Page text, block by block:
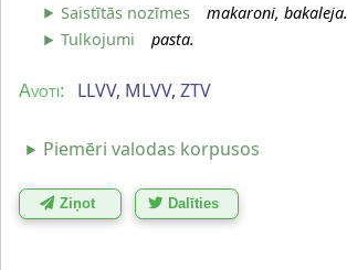
Saistītās nozīmes
makaroni, bakaleja.
Tulkojumi
pasta.
Avoti: LLVV, MLVV, ZTV
Piemēri valodas korpusos
Ziņot Dalīties